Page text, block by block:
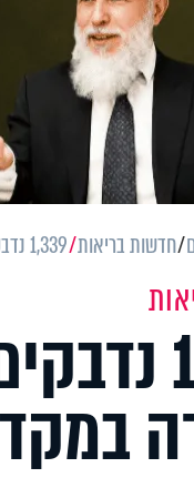
חדשות בריאות 1,339 נדבקים חדשים אתמול, נמשכת הירידה במקדם ההדבקה
1,339